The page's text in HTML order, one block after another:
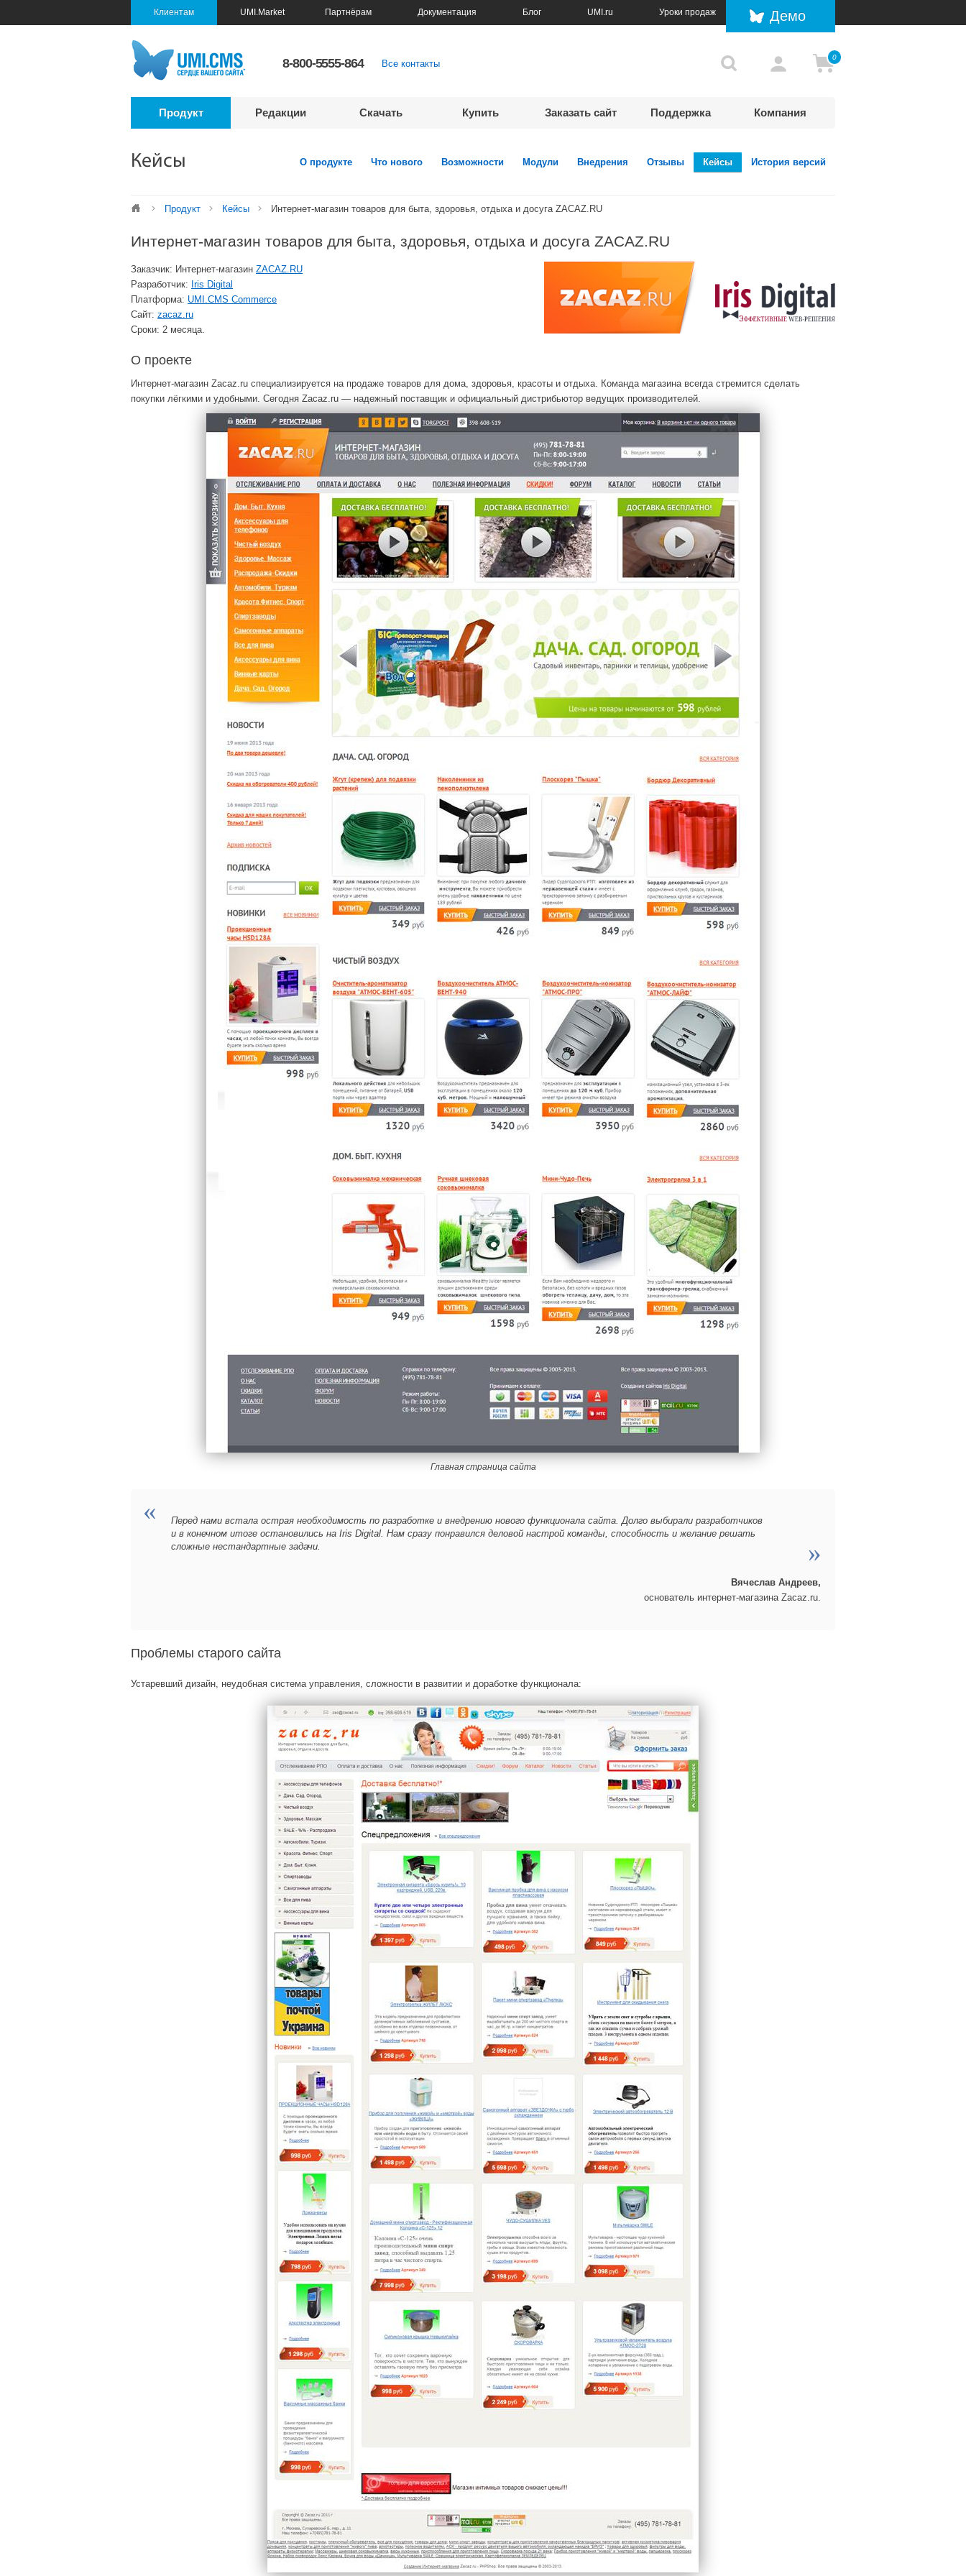
Клиентам UMI.Market Партнёрам Документация Блог UMI.ru Уроки продаж Демо
8-800-5555-864 Все контакты
0
Продукт Редакции Скачать Купить Заказать сайт Поддержка Компания
Кейсы О продукте Что нового Возможности Модули Внедрения Отзывы Кейсы История версий
Продукт Кейсы Интернет-магазин товаров для быта, здоровья, отдыха и досуга ZACAZ.RU
Интернет-магазин товаров для быта, здоровья, отдыха и досуга ZACAZ.RU
Заказчик: Интернет-магазин ZACAZ.RU
Разработчик: Iris Digital
Платформа: UMI.CMS Commerce
Сайт: zacaz.ru
Сроки: 2 месяца.
О проекте
Интернет-магазин Zacaz.ru специализируется на продаже товаров для дома, здоровья, красоты и отдыха. Команда магазина всегда стремится сделать
покупки лёгкими и удобными. Сегодня Zacaz.ru — надежный поставщик и официальный дистрибьютор ведущих производителей.
Главная страница сайта
Перед нами встала острая необходимость по разработке и внедрению нового функционала сайта. Долго выбирали разработчиков
и в конечном итоге остановились на Iris Digital. Нам сразу понравился деловой настрой команды, способность и желание решать
сложные нестандартные задачи.
Вячеслав Андреев,
основатель интернет-магазина Zacaz.ru.
Проблемы старого сайта
Устаревший дизайн, неудобная система управления, сложности в развитии и доработке функционала: